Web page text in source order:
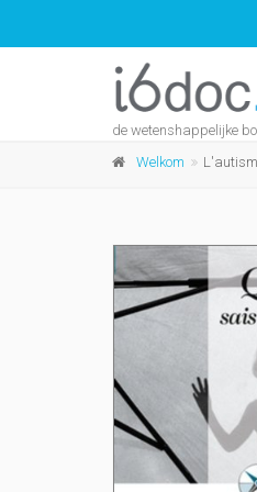
de wetenshappelijke
Welkom